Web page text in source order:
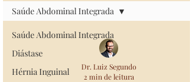
Saúde Abdominal Integrada
Diástase
Hérnia Inguinal
Saúde Abdominal Integrada
Dr. Luiz Segundo
2 min de leitura